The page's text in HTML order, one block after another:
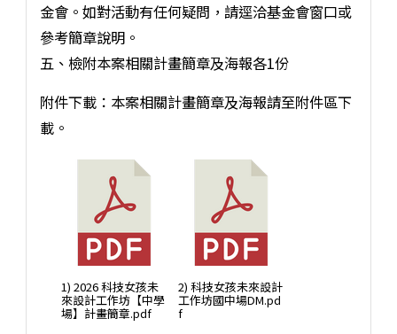
金會。如對活動有任何疑問，請逕洽基金會窗口或
參考簡章說明。
五、檢附本案相關計畫簡章及海報各1份
附件下載：本案相關計畫簡章及海報請至附件區下
載。
1) 2026 科技女孩未
來設計工作坊【中學
場】計畫簡章.pdf
2) 科技女孩未來設計
工作坊國中場DM.pd
f